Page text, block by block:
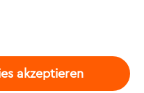
wie Teamfähigkeit und
akzeptieren